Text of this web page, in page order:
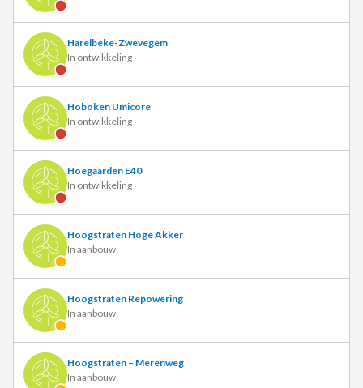
Harelbeke-Zwevegem
In ontwikkeling
Hoboken Umicore
In ontwikkeling
Hoegaarden E40
In ontwikkeling
Hoogstraten Hoge Akker
In aanbouw
Hoogstraten Repowering
In aanbouw
Hoogstraten – Merenweg
In aanbouw